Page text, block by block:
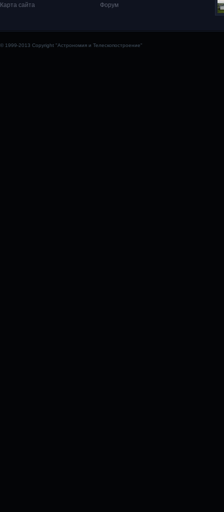
Карта сайта
Форум
© 1999-2013 Copyright "Астрономия и Телескопостроение"